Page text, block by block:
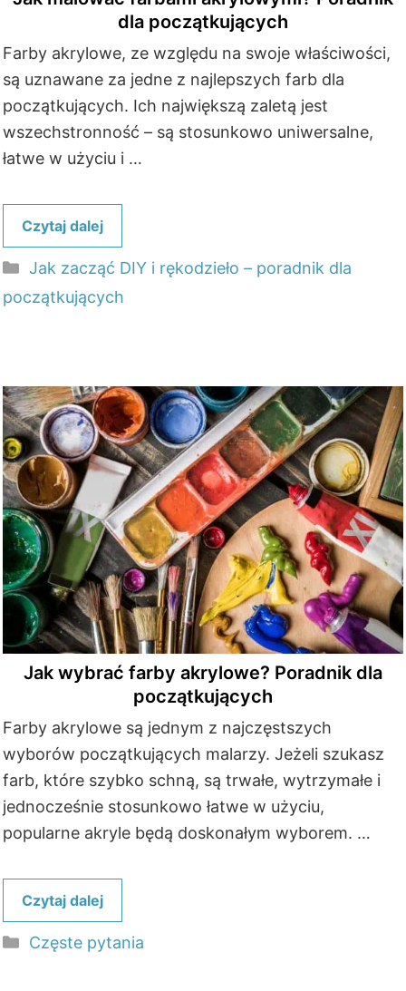
dla początkujących
Farby akrylowe, ze względu na swoje właściwości,
są uznawane za jedne z najlepszych farb dla
początkujących. Ich największą zaletą jest
wszechstronność – są stosunkowo uniwersalne,
łatwe w użyciu i …
Czytaj dalej
Kategorie
Jak zacząć DIY i rękodzieło – poradnik dla
początkujących
Jak wybrać farby akrylowe? Poradnik dla
początkujących
Farby akrylowe są jednym z najczęstszych
wyborów początkujących malarzy. Jeżeli szukasz
farb, które szybko schną, są trwałe, wytrzymałe i
jednocześnie stosunkowo łatwe w użyciu,
popularne akryle będą doskonałym wyborem. …
Czytaj dalej
Kategorie
Częste pytania